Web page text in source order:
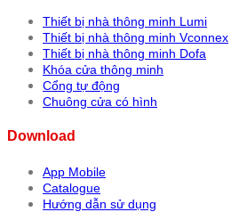
Thiết bị nhà thông minh Lumi
Thiết bị nhà thông minh Vconnex
Thiết bị nhà thông minh Dofa
Khóa cửa thông minh
Cổng tự động
Chuông cửa có hình
Download
App Mobile
Catalogue
Hướng dẫn sử dụng